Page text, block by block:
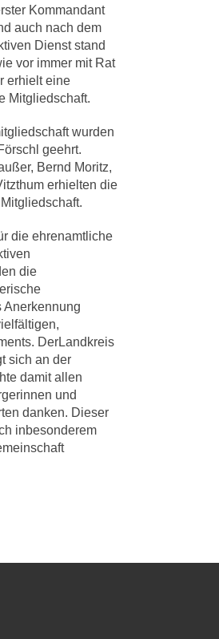
Kommandant
auch nach dem
Dienst stand
vor immer mit Rat
erhielt eine
Mitgliedschaft.
wurden
geehrt.
Bernd Moritz,
erhielten die
die ehrenamtliche
die
Anerkennung
DerLandkreis
sich an der
damit allen
und
danken. Dieser
inbesonderem